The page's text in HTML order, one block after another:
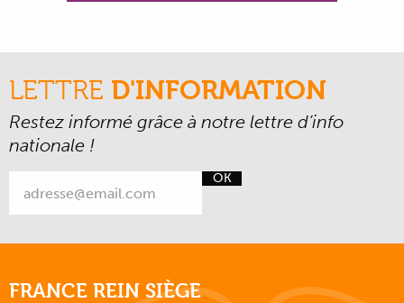
LETTRE D'INFORMATION
Restez informé grâce à notre lettre d’info
nationale !
OK
FRANCE REIN SIÈGE